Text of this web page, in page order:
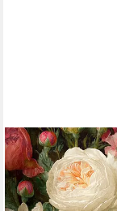
LIVING WALLS
Fototapete The
Fototapete, leicht
Üppige